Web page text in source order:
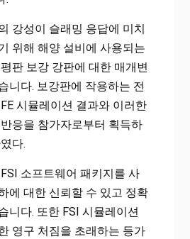
강성이 슬래밍 응답에 미치
위해 해양 설비에 사용되는
판 보강 강판에 대한 매개변
니다. 보강판에 작용하는 전
시뮬레이션 결과와 이러한
응을 참가자로부터 획득하
다.
소프트웨어 패키지를 사
에 대한 신뢰할 수 있고 정확
니다. 또한 FSI 시뮬레이션
영구 처짐을 초래하는 등가